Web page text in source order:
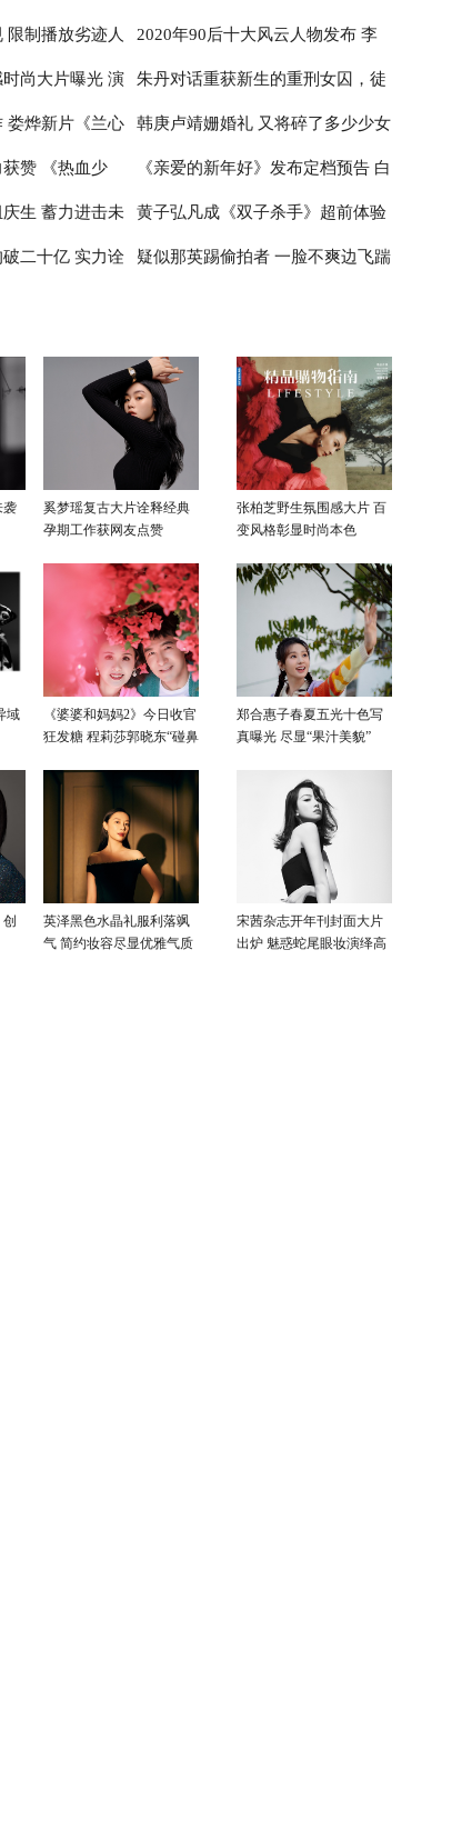
台北小巨蛋举行
限制播放劣迹人 2020年90后十大风云人物发布 李
子柒居首李佳琦辛有志纷纷入围
尚大片曝光 演 朱丹对话重获新生的重刑女囚，徒
步20公里亲历深山医疗
娄烨新片《兰心
档
韩庚卢靖姗婚礼 又将碎了多少少女
的心
赞 《热血少 《亲爱的新年好》发布定档预告 白
百何张子枫温馨约定跨年公映
生 蓄力进击未 黄子弘凡成《双子杀手》超前体验
官 出席首映红毯推广电影革新
二十亿 实力诠 疑似那英踢偷拍者 一脸不爽边飞踹
袭
奚梦瑶复古大片诠释经典
孕期工作获网友点赞
张柏芝野生氛围感大片 百
变风格彰显时尚本色
域
《婆婆和妈妈2》今日收官
狂发糖 程莉莎郭晓东“碰鼻
郑合惠子春夏五光十色写
真曝光 尽显“果汁美貌”
英泽黑色水晶礼服利落飒
气 简约妆容尽显优雅气质
宋茜杂志开年刊封面大片
出炉 魅惑蛇尾眼妆演绎高